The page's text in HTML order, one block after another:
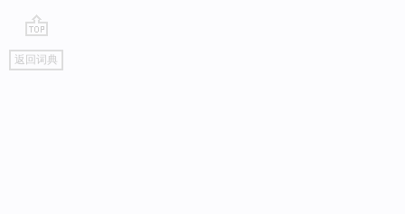
go
top
返回词典